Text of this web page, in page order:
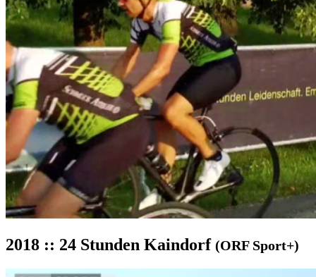
2018 :: 24 Stunden Kaindorf (ORF Sport+)